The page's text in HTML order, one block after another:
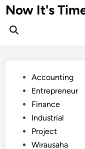
Skip
to
content
Now It's
PostedAccounting
Entrepreneur
Finance
Industrial
Project
Wirausaha